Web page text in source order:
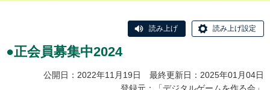
読み上げ 読み上げ設定
●正会員募集中2024
公開日：2022年11月19日 最終更新日：2025年01月04日